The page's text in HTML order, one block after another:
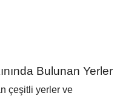
Bulunan Yerler
çeşitli yerler ve